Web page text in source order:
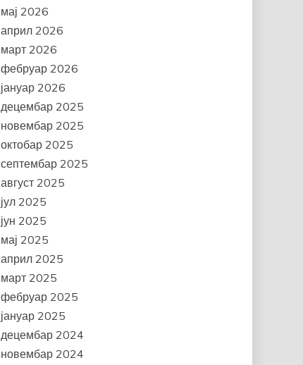
мај 2026
април 2026
март 2026
фебруар 2026
јануар 2026
децембар 2025
новембар 2025
октобар 2025
септембар 2025
август 2025
јул 2025
јун 2025
мај 2025
април 2025
март 2025
фебруар 2025
јануар 2025
децембар 2024
новембар 2024